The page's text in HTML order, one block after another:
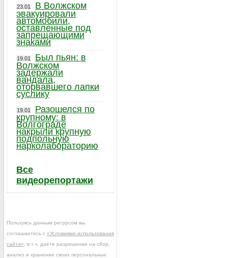
23.01
В Волжском
эвакуировали
автомобили,
оставленные под
запрещающими
знаками
19.01
Был пьян: в
Волжском
задержали
вандала,
оторвавшего лапки
суслику
19.01
Разошелся по
крупному: в
Волгограде
накрыли крупную
подпольную
нарколабораторию
Все
видеорепортажи
Пользуясь данным ресурсом вы
соглашаетесь с «Условиями использования
сайта» , в т.ч. даёте разрешение на сбор,
анализ и хранение своих персональных